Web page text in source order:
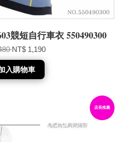
競短自行車衣 550490300
NT$ 1,190
入購物車
店長推薦